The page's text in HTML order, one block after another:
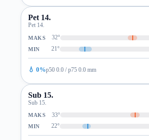
Pet 14.
Pet 14.
MAKS 32°
MIN 21°
💧 0%p50 0.0 / p75 0.0 mm
Sub 15.
Sub 15.
MAKS 33°
MIN 22°